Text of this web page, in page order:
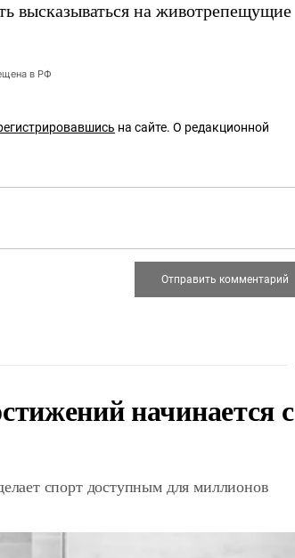
высказываться на животрепещущие
в РФ
на сайте. О редакционной
начинается с
спорт доступным для миллионов